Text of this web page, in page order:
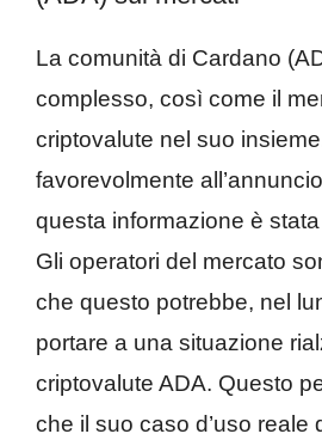
La comunità di Cardano
complesso, così come il
criptovalute nel suo
favorevolmente
questa informazione è
Gli operatori del mercato
che questo potrebbe, nel
portare a una situazione
criptovalute ADA. Questo
che il suo caso d’uso reale